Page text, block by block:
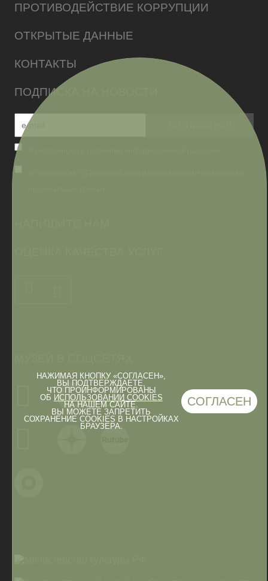
НАЖИМАЯ КНОПКУ «СОГЛАСЕН»,
ВЫ ПОДТВЕРЖДАЕТЕ,
ЧТО ПРОИНФОРМИРОВАНЫ
ОБ ИСПОЛЬЗОВАНИИ COOKIES
НА НАШЕМ САЙТЕ.
ВЫ МОЖЕТЕ ЗАПРЕТИТЬ
СОХРАНЕНИЕ COOKIES В НАСТРОЙКАХ
БРАУЗЕРА.
СОГЛАСЕН
ПРОТИВОДЕЙСТВИЕ КОРРУПЦИИ
ОТКРЫТЫЕ ДАННЫЕ
КОНТАКТЫ
ПОДПИСКА НА НОВОСТИ